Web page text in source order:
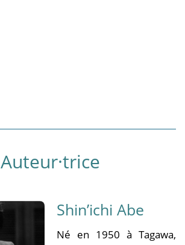
Auteur·trice
Shin’ichi Abe
Né en 1950 à Tagawa,